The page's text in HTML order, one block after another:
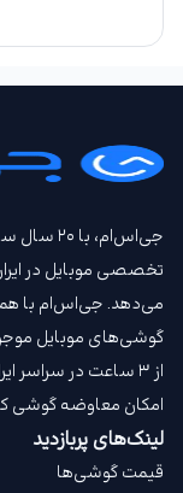
جی‌اس‌ام،
تخصصی موبایل در
می‌دهد. جی‌اس‌ام با
گوشی‌های موبایل
از ۳ ساعت در سراسر
امکان معاوضه گوشی
لینک‌های پربازدید
قیمت گوشی‌ها